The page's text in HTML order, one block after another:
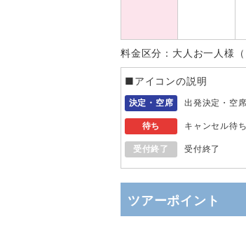
料金区分：大人お一人様
■アイコンの説明
決定・空席 出発決定・空
待ち キャンセル待ち
受付終了 受付終了
ツアーポイント